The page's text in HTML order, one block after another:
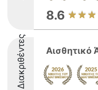
8.6
Διακριθέντες Αισθητικό